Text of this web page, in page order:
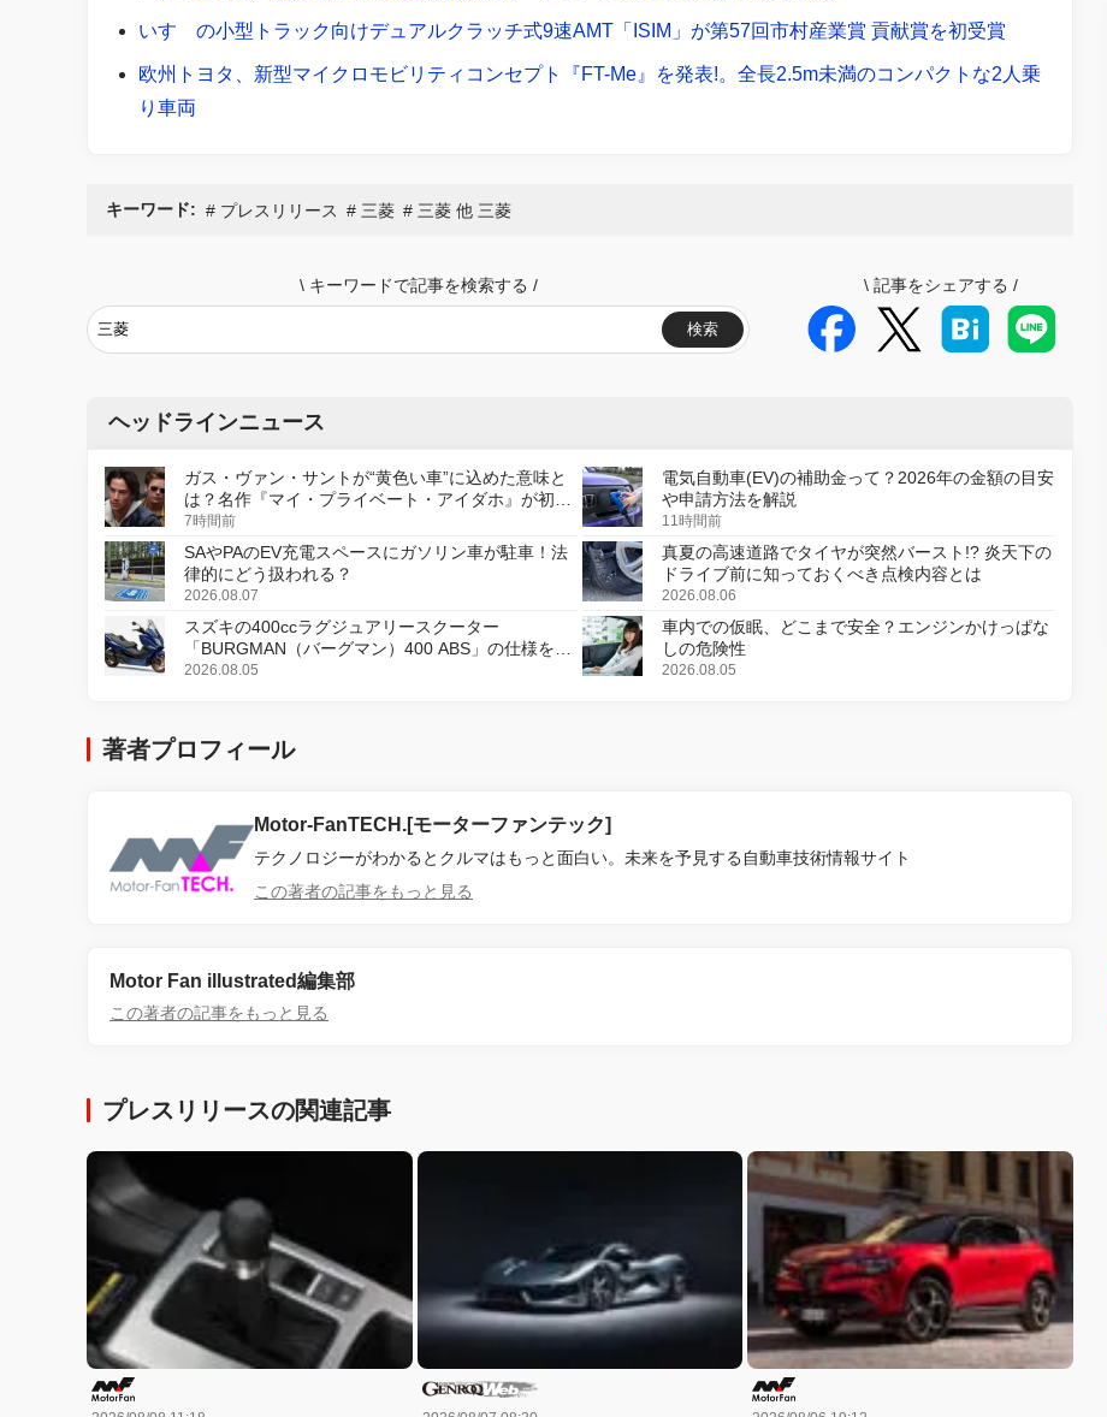
いすゞの小型トラック向けデュアルクラッチ式9速AMT「ISIM」が第57回市村産業賞 貢献賞を初受賞
欧州トヨタ、新型マイクロモビリティコンセプト『FT-Me』を発表!。全長2.5m未満のコンパクトな2人乗
り車両
キーワード: プレスリリース 三菱 三菱 他 三菱
\ キーワードで記事を検索する /
検索
\ 記事をシェアする /
ヘッドラインニュース
ガス・ヴァン・サントが“黄色い車”に込めた意味と
は？名作『マイ・プライベート・アイダホ』が初の
デジタルリマスター版で復活
7時間前
電気自動車(EV)の補助金って？2026年の金額の目安
や申請方法を解説
11時間前
SAやPAのEV充電スペースにガソリン車が駐車！法
律的にどう扱われる？
2026.08.07
真夏の高速道路でタイヤが突然バースト!? 炎天下の
ドライブ前に知っておくべき点検内容とは
2026.08.06
スズキの400ccラグジュアリースクーター
「BURGMAN（バーグマン）400 ABS」の仕様を変
更し、8月18日に発売
2026.08.05
車内での仮眠、どこまで安全？エンジンかけっぱな
しの危険性
2026.08.05
著者プロフィール
Motor-FanTECH.[モーターファンテック]
テクノロジーがわかるとクルマはもっと面白い。未来を予見する自動車技術情報サイト
この著者の記事をもっと見る
Motor Fan illustrated編集部
この著者の記事をもっと見る
プレスリリースの関連記事